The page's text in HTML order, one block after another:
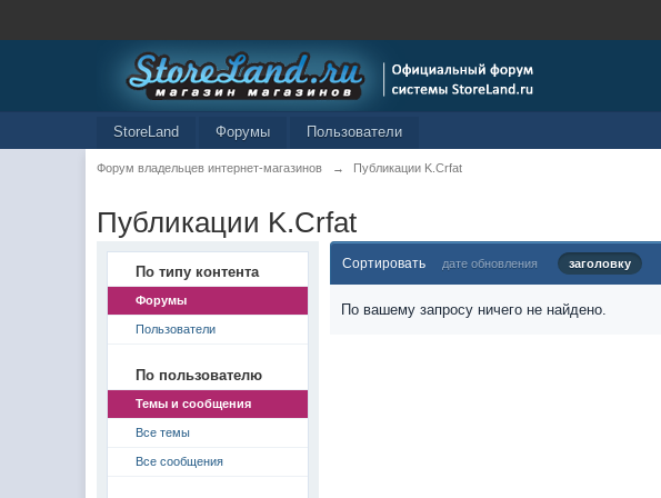
StoreLand Форумы Пользователи
Форум владельцев интернет-магазинов → Публикации K.Crfat
Публикации K.Crfat
По типу контента
Форумы
Пользователи
По пользователю
Темы и сообщения
Все темы
Все сообщения
Сортировать дате обновления заголовку
По вашему запросу ничего не найдено.